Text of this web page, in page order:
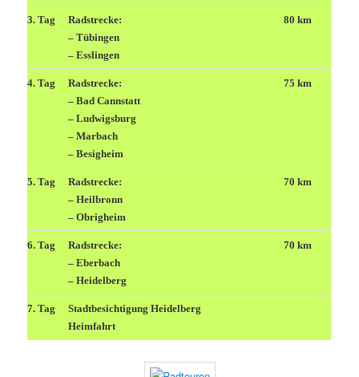
3. Tag
Radstrecke:
– Tübingen
– Esslingen
80 km
4. Tag
Radstrecke:
– Bad Cannstatt
– Ludwigsburg
– Marbach
– Besigheim
75 km
5. Tag
Radstrecke:
– Heilbronn
– Obrigheim
70 km
6. Tag
Radstrecke:
– Eberbach
– Heidelberg
70 km
7. Tag
Stadtbesichtigung Heidelberg
Heimfahrt